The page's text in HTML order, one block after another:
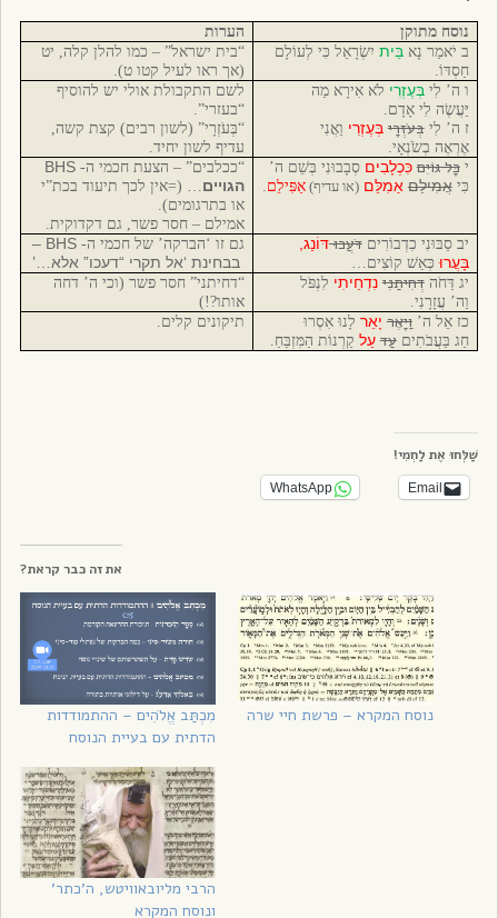
נוסח מתוקן
הערות
ב יֹאמַר נָאבֵּית יִשְׂרָאֵל כִּי לְעוֹלָם
חַסְדּוֹ.
“בית ישראל” – כמו להלן קלה, יט
(אך ראו לעיל קטו ט).
ו ה’ לִיבְּעֶזְרִי לֹא אִירָא מַה
יַּעֲשֶׂה לִי אָדָם.
ז ה’ לִיבְּעֹזְרָי בְּעֶזְרִי וַאֲנִי
אֶרְאֶה בְשֹׂנְאָי.
לשם התקבולת אולי יש להוסיף
“בעזרי”.
“בְּעֹזְרָי” (לשון רבים) קצת קשה,
עדיף לשון יחיד.
יכָּל גּוֹיִם כִּכְלָבִיםסְבָבוּנִי בְּשֵׁם ה’
כִּיאֲמִילַם אַמִלֵּם(אועדיף)אַפִּילֵם.
“ככלבים” – הצעת חכמי ה-BHS
הגויים… (=אין לכך תיעוד בכת”י
או בתרגומים).
אמילם – חסר פשר, גם דקדוקית.
יב סַבּוּנִי כִדְבוֹרִיםדֹּעֲכוּדּוֹנַג,
בָּעֲרוּ כְּאֵשׁ קוֹצִים…
גם זו ‘הברקה’ של חכמי ה-BHS
–
בבחינת ‘אל תקרי “דעכו” אלא…’
יג דַּחֹהדְחִיתַנִי נִדְחֵיתִי לִנְפֹּל
וַה’ עֲזָרָנִי.
“דחיתני” חסר פשר (וכי ה’ דחה
אותו?!)
כז אֵל ה’וַיָּאֶר יָאֵר לָנוּ אִסְרוּ
חַג בַּעֲבֹתִיםעַד עַל קַרְנוֹת הַמִּזְבֵּחַ.
תיקונים קלים.
שַׁלְּחוּ אֶת לַחְמִי!
Email
WhatsApp
את זה כבר קראת?
מִכְתַּב אֱלֹהִים – ההתמודדות
הדתית עם בעיית הנוסח
נוסח המקרא – פרשת חיי שרה
הרבי מליובאוויטש, ה’כתר’
ונוסח המקרא